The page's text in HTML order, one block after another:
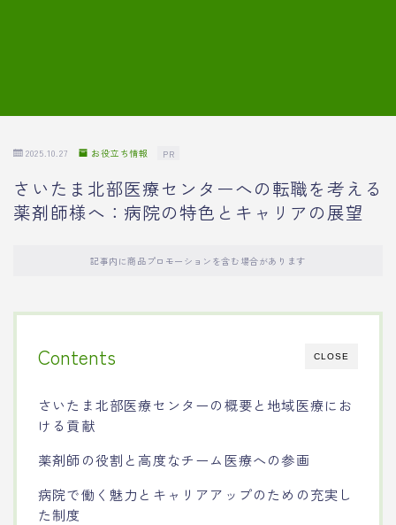
2025.10.27 お役立ち情報 PR
さいたま北部医療センターへの転職を考える
薬剤師様へ：病院の特色とキャリアの展望
記事内に商品プロモーションを含む場合があります
CLOSE
Contents
さいたま北部医療センターの概要と地域医療にお
ける貢献
薬剤師の役割と高度なチーム医療への参画
病院で働く魅力とキャリアアップのための充実し
た制度